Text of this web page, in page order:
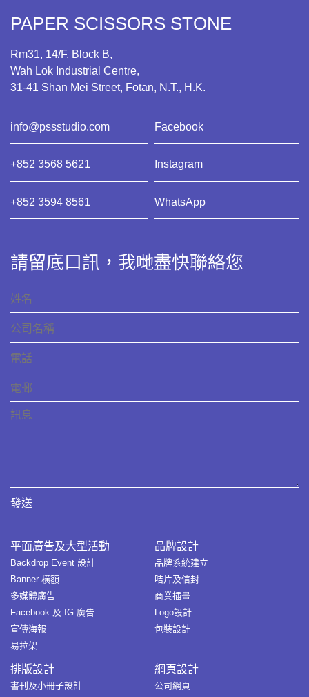
平面廣告及大型活動
Backdrop Event 設計
Banner 橫額
多媒體廣告
Facebook 及 IG 廣告
宣傳海報
易拉架
品牌設計
品牌系統建立
咭片及信封
商業插畫
Logo設計
包裝設計
排版設計
書刊及小冊子設計
網頁設計
公司網頁
請留底口訊，我哋盡快聯絡您
發送
PAPER SCISSORS STONE
Rm31, 14/F, Block B,
Wah Lok Industrial Centre,
31-41 Shan Mei Street, Fotan, N.T., H.K.
info@pssstudio.com
+852 3568 5621
+852 3594 8561
Facebook
Instagram
WhatsApp